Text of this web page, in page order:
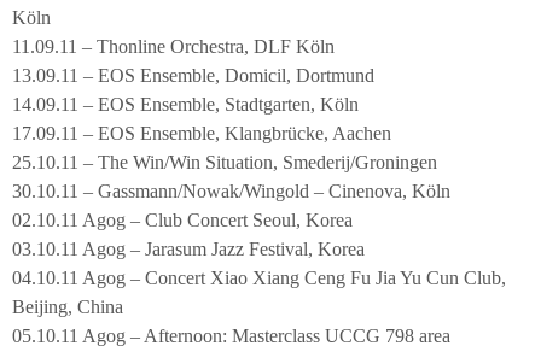
Köln
11.09.11 – Thonline Orchestra, DLF Köln
13.09.11 – EOS Ensemble, Domicil, Dortmund
14.09.11 – EOS Ensemble, Stadtgarten, Köln
17.09.11 – EOS Ensemble, Klangbrücke, Aachen
25.10.11 – The Win/Win Situation, Smederij/Groningen
30.10.11 – Gassmann/Nowak/Wingold – Cinenova, Köln
02.10.11 Agog – Club Concert Seoul, Korea
03.10.11 Agog – Jarasum Jazz Festival, Korea
04.10.11 Agog – Concert Xiao Xiang Ceng Fu Jia Yu Cun Club,
Beijing, China
05.10.11 Agog – Afternoon: Masterclass UCCG 798 area